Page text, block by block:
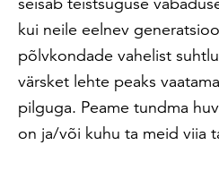
kui neile eelnev
põlvkondade vahelist
värsket lehte peaks
pilguga. Peame tundma
on ja/või kuhu ta meid viia